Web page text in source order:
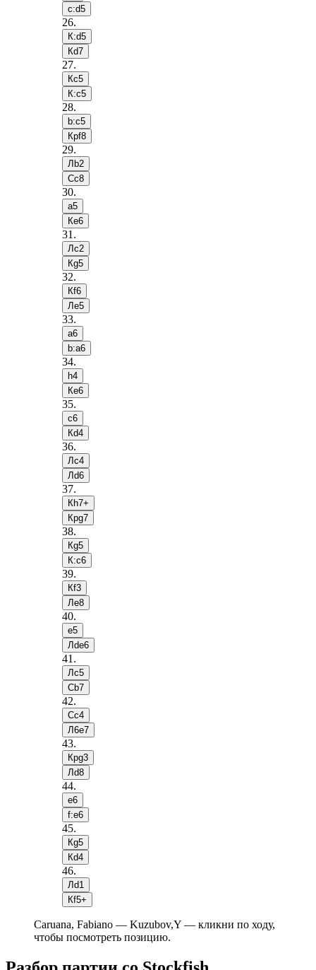
c:d5
26.
К:d5
Кd7
27.
Кc5
К:c5
28.
b:c5
Крf8
29.
Лb2
Сc8
30.
a5
Кe6
31 .
Лc2
Кg5
32.
Кf6
Лe5
33.
a6
b:a6
34.
h4
Кe6
35.
c6
Кd4
36.
Лc4
Лd6
37.
Кh7+
Крg7
38.
Кg5
К:c6
39.
Кf3
Лe8
40.
e5
Лde6
41 .
Лc5
Сb7
42.
Сc4
Л6e7
43.
Крg3
Лd8
44.
e6
f:e6
45.
Кg5
Кd4
46.
Лd1
Кf5+
Caruana, Fabiano — Kuzubov,Y — кликни по ходу,
чтобы посмотреть позицию.